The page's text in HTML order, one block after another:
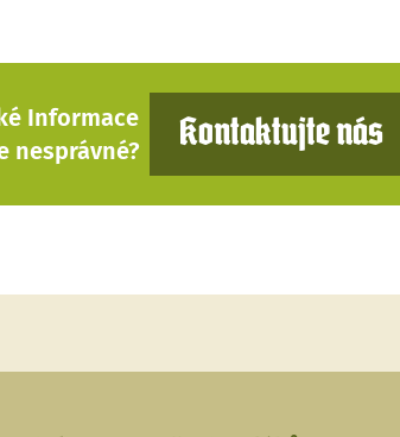
Informace
nesprávné?
Kontaktujte nás